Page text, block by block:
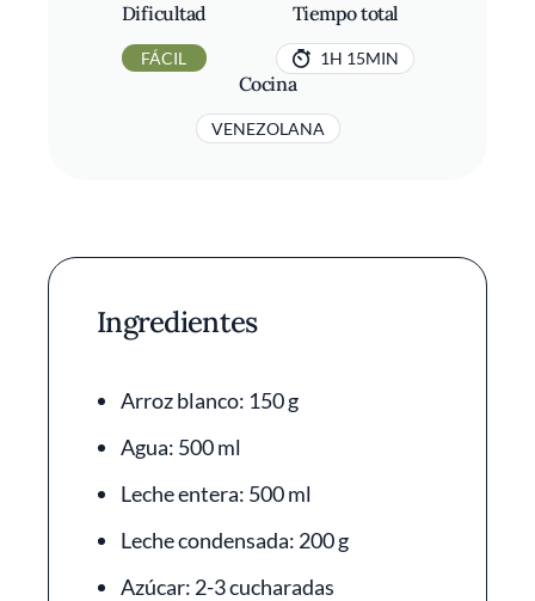
Dificultad
FÁCIL
Tiempo total
1H 15MIN
Cocina
VENEZOLANA
Ingredientes
Arroz blanco: 150 g
Agua: 500 ml
Leche entera: 500 ml
Leche condensada: 200 g
Azúcar: 2-3 cucharadas